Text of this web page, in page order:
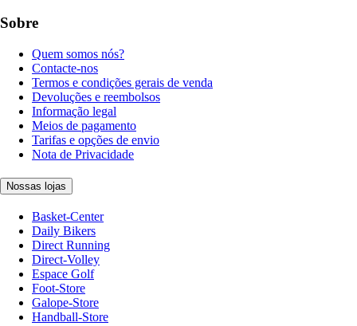
Sobre
Quem somos nós?
Contacte-nos
Termos e condições gerais de venda
Devoluções e reembolsos
Informação legal
Meios de pagamento
Tarifas e opções de envio
Nota de Privacidade
Nossas lojas
Basket-Center
Daily Bikers
Direct Running
Direct-Volley
Espace Golf
Foot-Store
Galope-Store
Handball-Store